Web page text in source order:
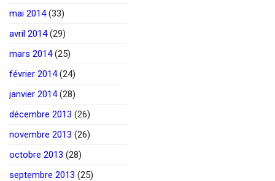
mai 2014(33)
avril 2014(29)
mars 2014(25)
février 2014(24)
janvier 2014(28)
décembre 2013 (26)
novembre 2013 (26)
octobre 2013 (28)
septembre 2013 (25)